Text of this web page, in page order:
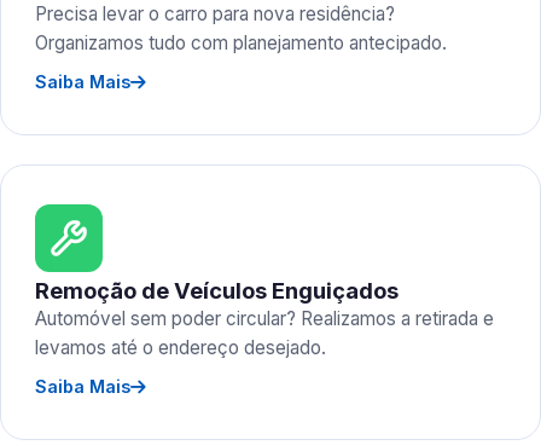
Precisa levar o carro para nova residência?
Organizamos tudo com planejamento antecipado.
Saiba Mais
Remoção de Veículos Enguiçados
Automóvel sem poder circular? Realizamos a retirada e
levamos até o endereço desejado.
Saiba Mais